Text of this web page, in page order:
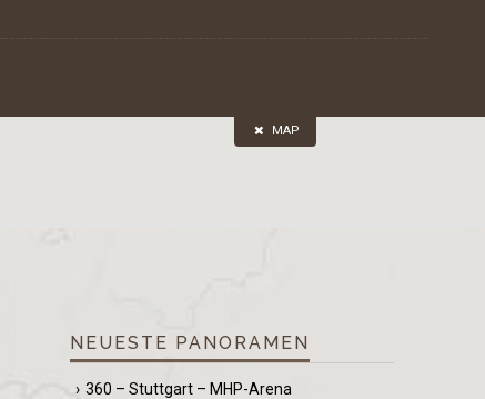
MAP
NEUESTE PANORAMEN
360 – Stuttgart – MHP-Arena